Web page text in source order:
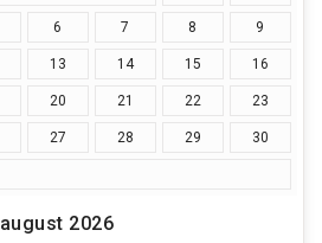
august 2026
6 7 8 9
13 14 15 16
20 21 22 23
27 28 29 30